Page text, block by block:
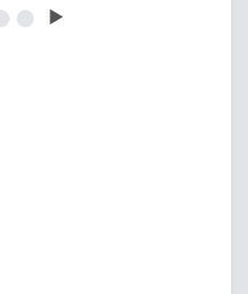
⬤ ▶